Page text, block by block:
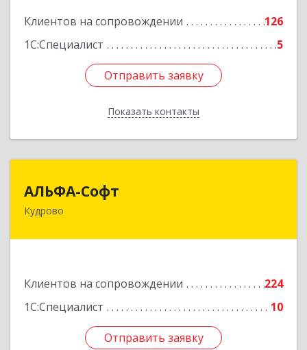
Клиентов на сопровождении
126
1С:Специалист
5
Отправить заявку
Показать контакты
Подробнее
Отправить заявку
Назад
АЛЬФА-Софт
Кудрово
Клиентов на сопровождении
224
1С:Специалист
10
Отправить заявку
188692, Ленинградская обл, Всеволожский м.р-
Подробнее
Отправить заявку